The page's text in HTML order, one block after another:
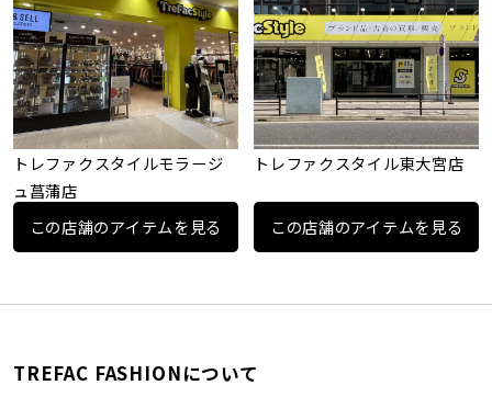
トレファクスタイルモラージ
ュ菖蒲店
この店舗のアイテムを見る
トレファクスタイル東大宮店
この店舗のアイテムを見る
TREFAC FASHIONについて